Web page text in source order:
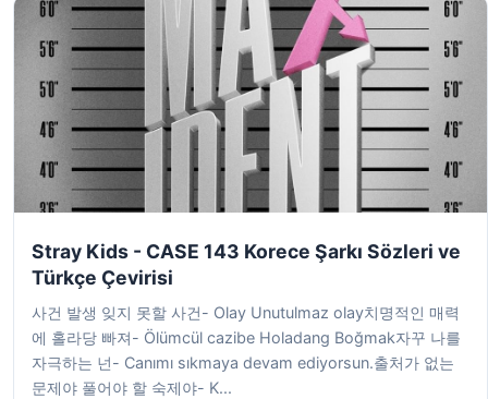
Stray Kids - CASE 143 Korece Şarkı Sözleri ve
Türkçe Çevirisi
사건 발생 잊지 못할 사건- Olay Unutulmaz olay치명적인 매력
에 홀라당 빠져- Ölümcül cazibe Holadang Boğmak자꾸 나를
자극하는 넌- Canımı sıkmaya devam ediyorsun.출처가 없는
문제야 풀어야 할 숙제야- K...